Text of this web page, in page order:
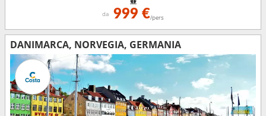
da 999 €/pers
DANIMARCA, NORVEGIA, GERMANIA